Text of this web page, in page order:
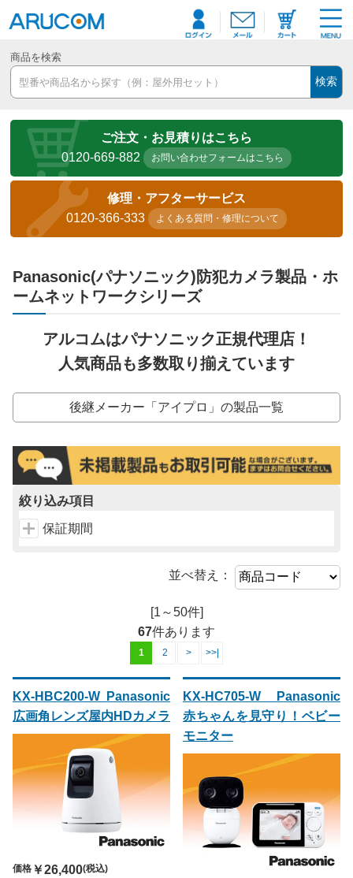
商品を検索
検索
ご注文・お見積りはこちら
0120-669-882
お問い合わせフォームはこちら
修理・アフターサービス
0120-366-333
よくある質問・修理について
Panasonic(パナソニック)防犯カメラ製品・ホ
ームネットワークシリーズ
アルコムはパナソニック正規代理店！
人気商品も多数取り揃えています
後継メーカー「アイプロ」の製品一覧
絞り込み項目
保証期間
並べ替え：
[1～50件]
67件あります
1 2 > >>|
KX-HBC200-W Panasonic
広画角レンズ屋内HDカメラ
価格 ￥26,400(税込)
KX-HC705-W Panasonic
赤ちゃんを見守り！ベビー
モニター